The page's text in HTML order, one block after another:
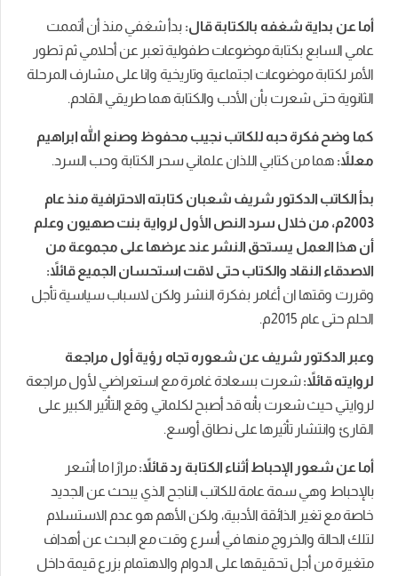
أما عن بداية شغفه بالكتابة قال: بدأ شغفي منذ أن أتممت
عامي السابع بكتابة موضوعات طفولية تعبر عن أحلامي ثم تطور
الأمر لكتابة موضوعات اجتماعية وتاريخية وانا على مشارف المرحلة
الثانوية حتى شعرت بأن الأدب والكتابة هما طريقي القادم.
كما وضح فكرة حبه للكاتب نجيب محفوظ وصنع الله ابراهيم
معللاً: هما من كتابي اللذان علماني سحر الكتابة وحب السرد.
بدأ الكاتب الدكتور شريف شعبان كتابته الاحترافية منذ عام
2003م، من خلال سرد النص الأول لرواية بنت صهيون وعلم
أن هذا العمل يستحق النشر عند عرضها على مجموعة من
الاصدقاء النقاد والكتاب حتى لاقت استحسان الجميع قائلاً:
وقررت وقتها ان أغامر بفكرة النشر ولكن لاسباب سياسية تأجل
الحلم حتى عام 2015م.
وعبر الدكتور شريف عن شعوره تجاه رؤية أول مراجعة
لروايته قائلاً:شعرت بسعادة غامرة مع استعراضي لأول مراجعة
لروايتي حيث شعرت بأنه قد أصبح لكلماتي وقع التأثير الكبير على
القارئ وانتشار تأثيرها على نطاق أوسع.
أما عن شعور الإحباط أثناء الكتابة رد قائلاً:مرارًا ما أشعر
بالإحباط وهي سمة عامة للكاتب الناجح الذي يبحث عن الجديد
خاصة مع تغير الذائقة الأدبية، ولكن الأهم هو عدم الاستسلام
لتلك الحالة والخروج منها في أسرع وقت مع البحث عن أهداف
متغيرة من أجل تحقيقها على الدوام والاهتمام بزرع قيمة داخل